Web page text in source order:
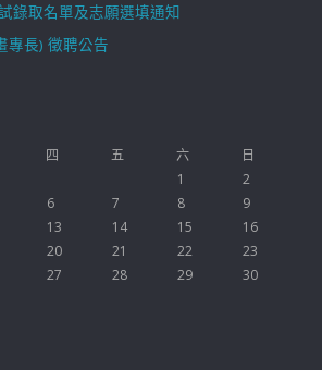
錄取名單及志願選填通知
專長) 徵聘公告
四 五 六
日
1
2
6 7 8
9
13 14 15
16
20 21 22
23
27 28 29
30